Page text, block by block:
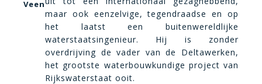
Veen
maar ook eenzelvige, tegendraadse en op
het laatst een buitenwereldlijke
waterstaatsingenieur. Hij is zonder
overdrijving de vader van de Deltawerken,
het grootste waterbouwkundige project van
Rijkswaterstaat ooit.